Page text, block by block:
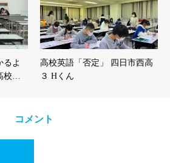
るよ
校…
高校英語「否定」 四日市西高
３ Hくん
コメント